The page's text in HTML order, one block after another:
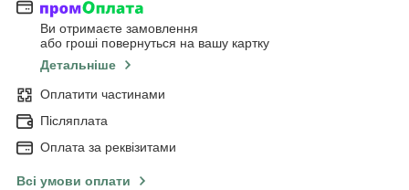
Ви отримаєте замовлення
або гроші повернуться на вашу картку
Детальніше
Оплатити частинами
Післяплата
Оплата за реквізитами
Всі умови оплати